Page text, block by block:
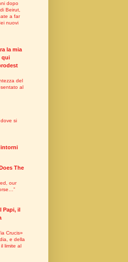
dopo
Beirut,
a far
nuovi
la mia
qui
del
al
si
The
our
Papi, il
Crucis»
e della
limite al